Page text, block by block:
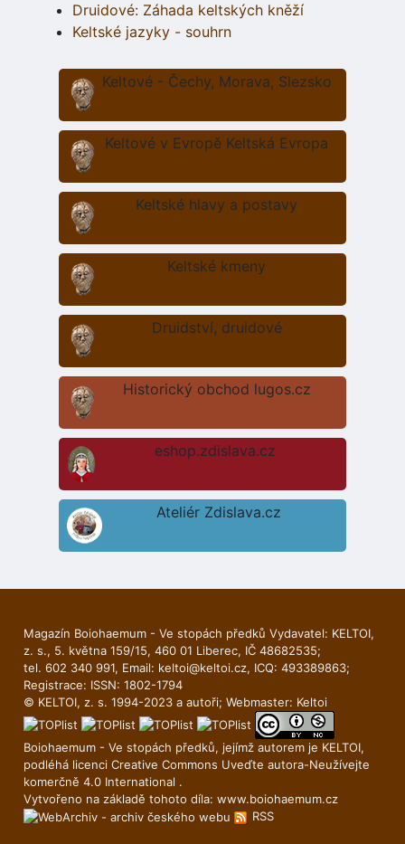
Druidové: Záhada keltských kněží
Keltské jazyky - souhrn
Keltové - Čechy, Morava, Slezsko
Keltové v Evropě Keltská Evropa
Keltské hlavy a postavy
Keltské kmeny
Druidství, druidové
Historický obchod lugos.cz
eshop.zdislava.cz
Ateliér Zdislava.cz
Magazín Boiohaemum - Ve stopách předků Vydavatel: KELTOI,
z. s., 5. května 159/15, 460 01 Liberec, IČ 48682535;
tel. 602 340 991, Email: keltoi@keltoi.cz, ICQ: 493389863;
Registrace: ISSN: 1802-1794
© KELTOI, z. s. 1994-2023 a autoři; Webmaster: Keltoi
Boiohaemum - Ve stopách předků, jejímž autorem je KELTOI,
podléhá licenci Creative Commons Uveďte autora-Neuží­vejte
komerčně 4.0 International .
Vytvořeno na základě tohoto díla: www.boiohaemum.cz
RSS